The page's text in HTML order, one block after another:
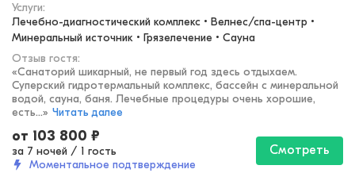
Услуги:
Лечебно-диагностический комплекс • Велнес/спа-центр •
Минеральный источник • Грязелечение • Сауна
Отзыв гостя:
«Санаторий шикарный, не первый год здесь отдыхаем.
Суперский гидротермальный комплекс, бассейн с минеральной
водой, сауна, баня. Лечебные процедуры очень хорошие,
есть...» Читать далее
от 103 800 ₽
за 7 ночей / 1 гость
Моментальное подтверждение
Смотреть